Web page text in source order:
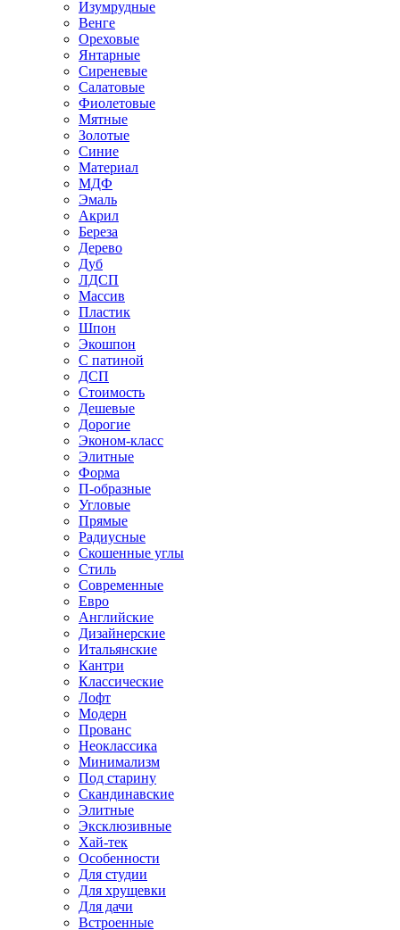
Изумрудные
Венге
Ореховые
Янтарные
Сиреневые
Салатовые
Фиолетовые
Мятные
Золотые
Синие
Материал
МДФ
Эмаль
Акрил
Береза
Дерево
Дуб
ЛДСП
Массив
Пластик
Шпон
Экошпон
С патиной
ДСП
Стоимость
Дешевые
Дорогие
Эконом-класс
Элитные
Форма
П-образные
Угловые
Прямые
Радиусные
Скошенные углы
Стиль
Современные
Евро
Английские
Дизайнерские
Итальянские
Кантри
Классические
Лофт
Модерн
Прованс
Неоклассика
Минимализм
Под старину
Скандинавские
Элитные
Эксклюзивные
Хай-тек
Особенности
Для студии
Для хрущевки
Для дачи
Встроенные